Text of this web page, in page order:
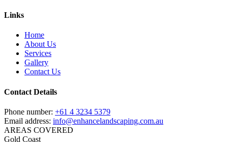
Links
Home
About Us
Services
Gallery
Contact Us
Contact Details
Phone number: +61 4 3234 5379
Email address: info@enhancelandscaping.com.au
AREAS COVERED
Gold Coast